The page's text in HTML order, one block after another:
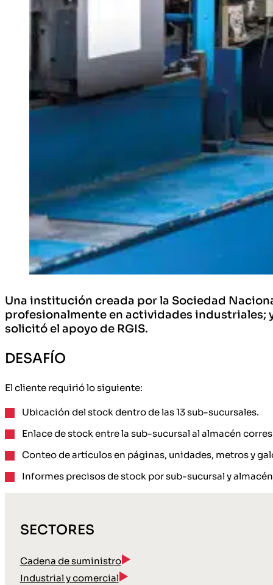
Una institución creada por la Sociedad
profesionalmente en actividades
solicitó el apoyo de RGIS.
DESAFÍO
El cliente requirió lo siguiente:
Ubicación del stock dentro de las 13 sub-sucursales.
Enlace de stock entre la sub-sucursal al almacén
Conteo de artículos en páginas, unidades, metros y
Informes precisos de stock por sub-sucursal y
SECTORES
Cadena de suministro
Industrial y comercial